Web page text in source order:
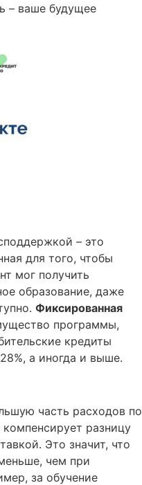
– ваше будущее
– это
для того, чтобы
мог получить
образование, даже
Фиксированная
программы,
кредиты
а иногда и выше.
часть расходов по
разницу
Это значит, что
чем при
за обучение